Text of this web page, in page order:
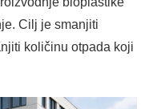
Cilj je smanjiti
količinu otpada koji